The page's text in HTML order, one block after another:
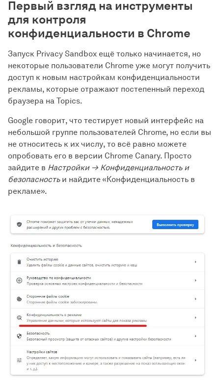
Первый взгляд на инструменты
для контроля
конфиденциальности в Chrome
Запуск Privacy Sandbox ещё только начинается, но
некоторые пользователи Chrome уже могут получить
доступ к новым настройкам конфиденциальности
рекламы, которые отражают постепенный переход
браузера на Topics.
Google говорит, что тестирует новый интерфейс на
небольшой группе пользователей Chrome, но если вы
не относитесь к их числу, то всё равно можете
опробовать его в версии Chrome Canary. Просто
зайдите в Настройки → Конфиденциальность и
безопасностьи найдите «Конфиденциальность в
рекламе».